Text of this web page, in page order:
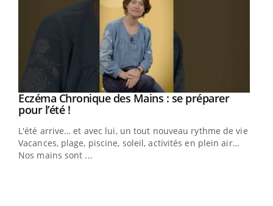
Youtube
Eczéma Chronique des Mains : se préparer
pour l’été !Youtube
L'été arrive… et avec lui, un tout nouveau rythme de vie !
Vacances, plage, piscine, soleil, activités en plein air…
Nos mains sont ...